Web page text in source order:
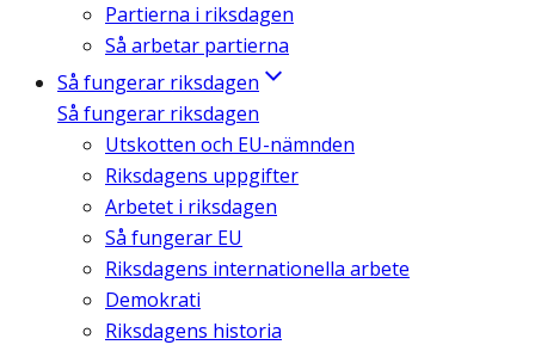
Partierna i riksdagen
Så arbetar partierna
Så fungerar riksdagen
Så fungerar riksdagen
Utskotten och EU-nämnden
Riksdagens uppgifter
Arbetet i riksdagen
Så fungerar EU
Riksdagens internationella arbete
Demokrati
Riksdagens historia